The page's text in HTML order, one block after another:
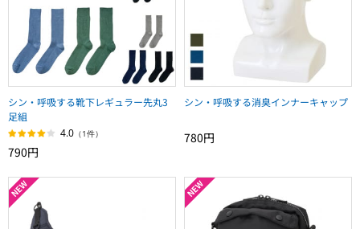
シン・呼吸する靴下レギュラー先丸3
足組
4.0 （1件）
790円
シン・呼吸する消臭インナーキャップ
780円